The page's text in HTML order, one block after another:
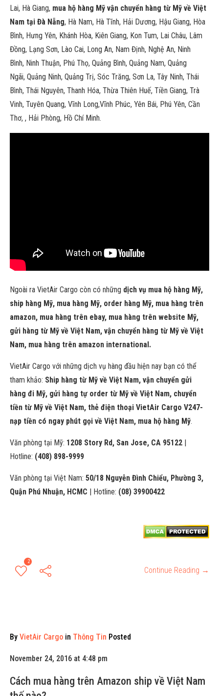
Lai, Hà Giang, mua hộ hàng Mỹ vận chuyển hàng từ Mỹ về Việt
Nam tại Đà Nẵng, Hà Nam, Hà Tĩnh, Hải Dương, Hậu Giang, Hòa
Bình, Hưng Yên, Khánh Hòa, Kiên Giang, Kon Tum, Lai Châu, Lâm
Đồng, Lạng Sơn, Lào Cai, Long An, Nam Định, Nghệ An, Ninh
Bình, Ninh Thuận, Phú Thọ, Quảng Bình, Quảng Nam, Quảng
Ngãi, Quảng Ninh, Quảng Trị, Sóc Trăng, Sơn La, Tây Ninh, Thái
Bình, Thái Nguyên, Thanh Hóa, Thừa Thiên Huế, Tiền Giang, Trà
Vinh, Tuyên Quang, Vĩnh Long,Vĩnh Phúc, Yên Bái, Phú Yên, Cần
Thơ, , Hải Phòng, Hồ Chí Minh.
Ngoài ra VietAir Cargo còn có những dịch vụ mua hộ hàng Mỹ,
ship hàng Mỹ, mua hàng Mỹ, order hàng Mỹ, mua hàng trên
amazon, mua hàng trên ebay, mua hàng trên website Mỹ,
gửi hàng từ Mỹ về Việt Nam, vận chuyển hàng từ Mỹ về Việt
Nam, mua hàng trên amazon international.
VietAir Cargo với những dịch vụ hàng đầu hiện nay bạn có thể
tham khảo: Ship hàng từ Mỹ về Việt Nam, vận chuyển gửi
hàng đi Mỹ, gửi hàng tự order từ Mỹ về Việt Nam, chuyển
tiền từ Mỹ về Việt Nam, thẻ điện thoại VietAir Cargo V247-
nạp tiền có ngay phút gọi về Việt Nam, mua hộ hàng Mỹ.
Văn phòng tại Mỹ: 1208 Story Rd, San Jose, CA 95122
Hotline: (408) 898-9999
Văn phòng tại Việt Nam: 50/18 Nguyễn Đình Chiểu, Phường 3,
Quận Phú Nhuận, HCMC | Hotline: (08) 39900422
2
Continue Reading →
By VietAir Cargo in Thông Tin Posted
November 24, 2016 at 4:48 pm
Cách mua hàng trên Amazon ship về Việt Nam